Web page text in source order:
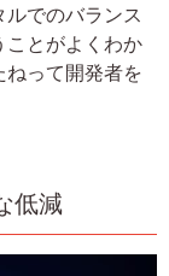
でのバランス
ことがよくわか
ねって開発者を
低減